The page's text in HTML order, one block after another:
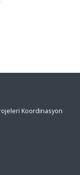
Koordinasyon